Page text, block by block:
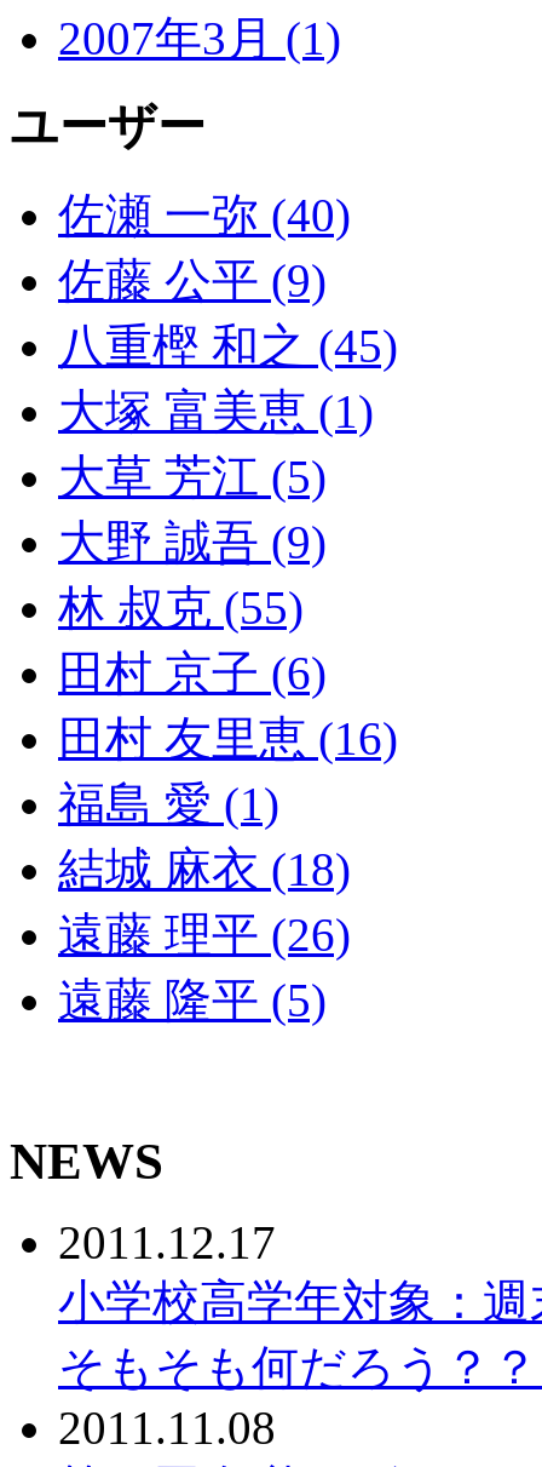
2007年3月 (1)
ユーザー
佐瀬 一弥 (40)
佐藤 公平 (9)
八重樫 和之 (45)
大塚 富美恵 (1)
大草 芳江 (5)
大野 誠吾 (9)
林 叔克 (55)
田村 京子 (6)
田村 友里恵 (16)
福島 愛 (1)
結城 麻衣 (18)
遠藤 理平 (26)
遠藤 隆平 (5)
NEWS
2011.12.17
小学校高学年対象：
そもそも何だろう？
2011.11.08